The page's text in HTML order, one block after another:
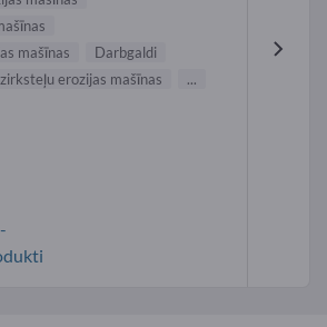
mašīnas
Darbgaldi
erozijas mašīnas ...